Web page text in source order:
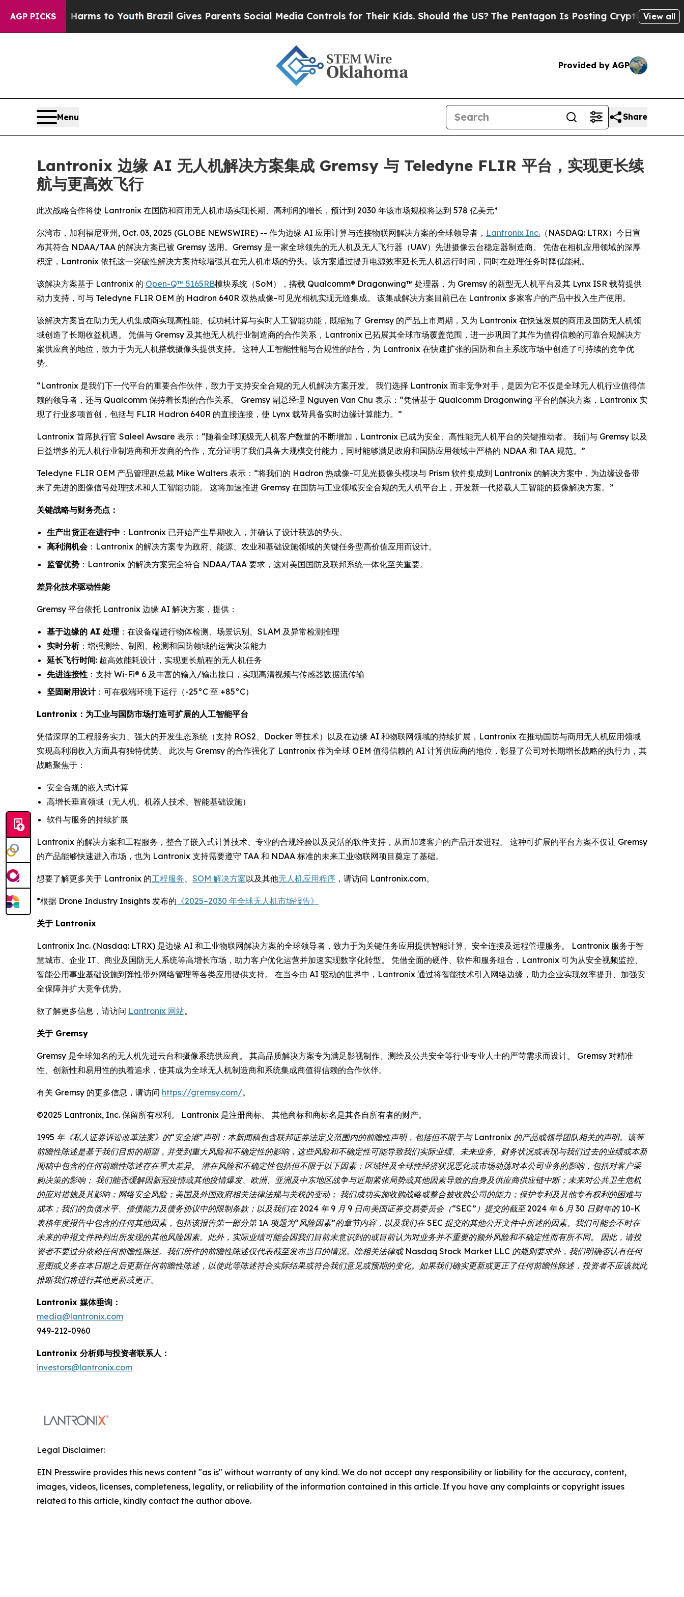
AGP PICKS
Harms to YouthBrazil Gives Parents Social Media Controls for Their Kids. Should the US?The Pentagon Is Posting Cryptic Biblical Messages
View all
Provided by AGP
Menu Share
Lantronix 边缘 AI 无人机解决方案集成 Gremsy 与 Teledyne FLIR 平台，实现更长续
航与更高效飞行
此次战略合作将使 Lantronix 在国防和商用无人机市场实现长期、高利润的增长，预计到 2030 年该市场规模将达到 578 亿美元*
尔湾市，加利福尼亚州, Oct. 03, 2025 (GLOBE NEWSWIRE) -- 作为边缘 AI 应用计算与连接物联网解决方案的全球领导者， Lantronix Inc. （NASDAQ: LTRX）今日宣
布其符合 NDAA/TAA 的解决方案已被 Gremsy 选用。Gremsy 是一家全球领先的无人机及无人飞行器（UAV）先进摄像云台稳定器制造商。 凭借在相机应用领域的深厚
积淀，Lantronix 依托这一突破性解决方案持续增强其在无人机市场的势头。该方案通过提升电源效率延长无人机运行时间，同时在处理任务时降低能耗。
该解决方案基于 Lantronix 的 Open-Q™ 5165RB模块系统（SoM），搭载 Qualcomm® Dragonwing™ 处理器，为 Gremsy 的新型无人机平台及其 Lynx ISR 载荷提供
动力支持，可与 Teledyne FLIR OEM 的 Hadron 640R 双热成像-可见光相机实现无缝集成。 该集成解决方案目前已在 Lantronix 多家客户的产品中投入生产使用。
该解决方案旨在助力无人机集成商实现高性能、低功耗计算与实时人工智能功能，既缩短了 Gremsy 的产品上市周期，又为 Lantronix 在快速发展的商用及国防无人机领
域创造了长期收益机遇。 凭借与 Gremsy 及其他无人机行业制造商的合作关系，Lantronix 已拓展其全球市场覆盖范围，进一步巩固了其作为值得信赖的可靠合规解决方
案供应商的地位，致力于为无人机搭载摄像头提供支持。 这种人工智能性能与合规性的结合，为 Lantronix 在快速扩张的国防和自主系统市场中创造了可持续的竞争优
势。
“Lantronix 是我们下一代平台的重要合作伙伴，致力于支持安全合规的无人机解决方案开发。 我们选择 Lantronix 而非竞争对手，是因为它不仅是全球无人机行业值得信
赖的领导者，还与 Qualcomm 保持着长期的合作关系。 Gremsy 副总经理 Nguyen Van Chu 表示：“凭借基于 Qualcomm Dragonwing 平台的解决方案，Lantronix 实
现了行业多项首创，包括与 FLIR Hadron 640R 的直接连接，使 Lynx 载荷具备实时边缘计算能力。”
Lantronix 首席执行官 Saleel Awsare 表示：“随着全球顶级无人机客户数量的不断增加，Lantronix 已成为安全、高性能无人机平台的关键推动者。 我们与 Gremsy 以及
日益增多的无人机行业制造商和开发商的合作，充分证明了我们具备大规模交付能力，同时能够满足政府和国防应用领域中严格的 NDAA 和 TAA 规范。”
Teledyne FLIR OEM 产品管理副总裁 Mike Walters 表示：“将我们的 Hadron 热成像-可见光摄像头模块与 Prism 软件集成到 Lantronix 的解决方案中，为边缘设备带
来了先进的图像信号处理技术和人工智能功能。 这将加速推进 Gremsy 在国防与工业领域安全合规的无人机平台上，开发新一代搭载人工智能的摄像解决方案。”
关键战略与财务亮点：
生产出货正在进行中 ：Lantronix 已开始产生早期收入，并确认了设计获选的势头。
高利润机会：Lantronix 的解决方案专为政府、能源、农业和基础设施领域的关键任务型高价值应用而设计。
监管优势 ：Lantronix 的解决方案完全符合 NDAA/TAA 要求，这对美国国防及联邦系统一体化至关重要。
差异化技术驱动性能
Gremsy 平台依托 Lantronix 边缘 AI 解决方案，提供：
基于边缘的 AI 处理 ：在设备端进行物体检测、场景识别、SLAM 及异常检测推理
实时分析：增强测绘、制图、检测和国防领域的运营决策能力
延长飞行时间: 超高效能耗设计，实现更长航程的无人机任务
先进连接性 ：支持 Wi-Fi® 6 及丰富的输入/输出接口，实现高清视频与传感器数据流传输
坚固耐用设计：可在极端环境下运行（-25°C 至 +85°C）
Lantronix：为工业与国防市场打造可扩展的人工智能平台
凭借深厚的工程服务实力、强大的开发生态系统（支持 ROS2、Docker 等技术）以及在边缘 AI 和物联网领域的持续扩展，Lantronix 在推动国防与商用无人机应用领域
实现高利润收入方面具有独特优势。 此次与 Gremsy 的合作强化了 Lantronix 作为全球 OEM 值得信赖的 AI 计算供应商的地位，彰显了公司对长期增长战略的执行力，其
战略聚焦于：
安全合规的嵌入式计算
高增长垂直领域（无人机、机器人技术、智能基础设施）
软件与服务的持续扩展
Lantronix 的解决方案和工程服务，整合了嵌入式计算技术、专业的合规经验以及灵活的软件支持，从而加速客户的产品开发进程。 这种可扩展的平台方案不仅让 Gremsy
的产品能够快速进入市场，也为 Lantronix 支持需要遵守 TAA 和 NDAA 标准的未来工业物联网项目奠定了基础。
想要了解更多关于 Lantronix 的工程服务 SOM 解决方案以及其他无人机应用程序 ，请访问 Lantronix.com。
*根据 Drone Industry Insights 发布的 《2025–2030 年全球无人机市场报告》
关于 Lantronix
Lantronix Inc. (Nasdaq: LTRX) 是边缘 AI 和工业物联网解决方案的全球领导者，致力于为关键任务应用提供智能计算、安全连接及远程管理服务。 Lantronix 服务于智
慧城市、企业 IT、商业及国防无人系统等高增长市场，助力客户优化运营并加速实现数字化转型。 凭借全面的硬件、软件和服务组合，Lantronix 可为从安全视频监控、
智能公用事业基础设施到弹性带外网络管理等各类应用提供支持。 在当今由 AI 驱动的世界中，Lantronix 通过将智能技术引入网络边缘，助力企业实现效率提升、加强安
全保障并扩大竞争优势。
欲了解更多信息，请访问 Lantronix 网站。
关于 Gremsy
Gremsy 是全球知名的无人机先进云台和摄像系统供应商。 其高品质解决方案专为满足影视制作、测绘及公共安全等行业专业人士的严苛需求而设计。 Gremsy 对精准
性、创新性和易用性的执着追求，使其成为全球无人机制造商和系统集成商值得信赖的合作伙伴。
有关 Gremsy 的更多信息，请访问 https://gremsy.com/。
©2025 Lantronix, Inc. 保留所有权利。 Lantronix 是注册商标。 其他商标和商标名是其各自所有者的财产。
1995 年《私人证券诉讼改革法案》的“安全港”声明：本新闻稿包含联邦证券法定义范围内的前瞻性声明，包括但不限于与 Lantronix 的产品或领导团队相关的声明。该等
前瞻性陈述是基于我们目前的期望，并受到重大风险和不确定性的影响，这些风险和不确定性可能导致我们实际业绩、未来业务、财务状况或表现与我们过去的业绩或本新
闻稿中包含的任何前瞻性陈述存在重大差异。 潜在风险和不确定性包括但不限于以下因素：区域性及全球性经济状况恶化或市场动荡对本公司业务的影响，包括对客户采
购决策的影响； 我们能否缓解因新冠疫情或其他疫情爆发、欧洲、亚洲及中东地区战争与近期紧张局势或其他因素导致的自身及供应商供应链中断；未来对公共卫生危机
的应对措施及其影响；网络安全风险；美国及外国政府相关法律法规与关税的变动； 我们成功实施收购战略或整合被收购公司的能力；保护专利及其他专有权利的困难与
成本；我们的负债水平、偿债能力及债务协议中的限制条款；以及我们在 2024 年 9 月 9 日向美国证券交易委员会（“SEC”）提交的截至 2024 年 6 月 30 日财年的 10-K
表格年度报告中包含的任何其他因素，包括该报告第一部分第 1A 项题为“风险因素”的章节内容，以及我们在 SEC 提交的其他公开文件中所述的因素。我们可能会不时在
未来的申报文件种列出所发现的其他风险因素。此外，实际业绩可能会因我们目前未意识到的或目前认为对业务并不重要的额外风险和不确定性而有所不同。 因此，请投
资者不要过分依赖任何前瞻性陈述。我们所作的前瞻性陈述仅代表截至发布当日的情况。除相关法律或 Nasdaq Stock Market LLC 的规则要求外，我们明确否认有任何
意图或义务在本日期之后更新任何前瞻性陈述，以使此等陈述符合实际结果或符合我们意见或预期的变化。如果我们确实更新或更正了任何前瞻性陈述，投资者不应该就此
推断我们将进行其他更新或更正。
Lantronix 媒体垂询：
media@lantronix.com
949-212-0960
Lantronix 分析师与投资者联系人：
investors@lantronix.com
Legal Disclaimer:
EIN Presswire provides this news content "as is" without warranty of any kind. We do not accept any responsibility or liability for the accuracy, content,
images, videos, licenses, completeness, legality, or reliability of the information contained in this article. If you have any complaints or copyright issues
related to this article, kindly contact the author above.